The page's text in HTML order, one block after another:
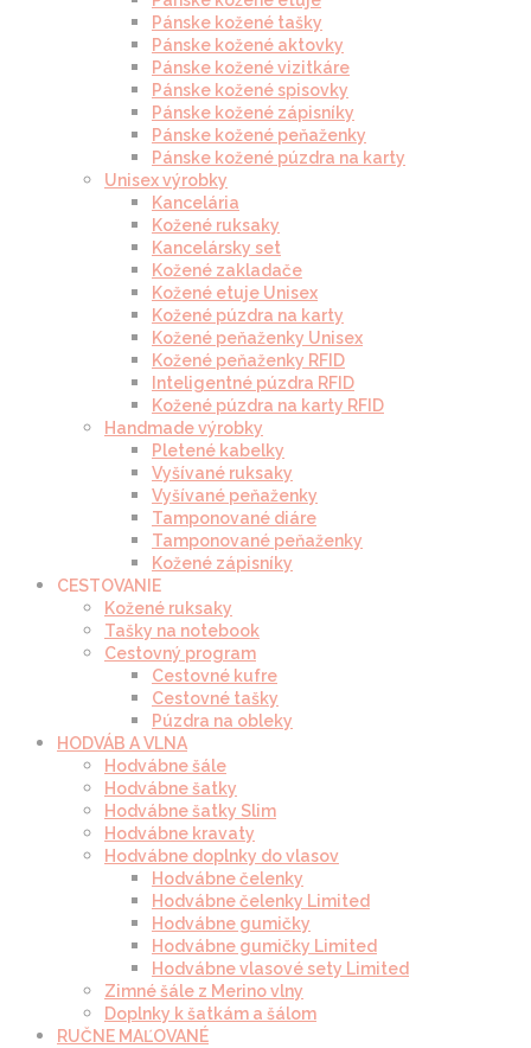
Pánske kožené tašky
Pánske kožené aktovky
Pánske kožené vizitkáre
Pánske kožené spisovky
Pánske kožené zápisníky
Pánske kožené peňaženky
Pánske kožené púzdra na karty
Unisex výrobky
Kancelária
Kožené ruksaky
Kancelársky set
Kožené zakladače
Kožené etuje Unisex
Kožené púzdra na karty
Kožené peňaženky Unisex
Kožené peňaženky RFID
Inteligentné púzdra RFID
Kožené púzdra na karty RFID
Handmade výrobky
Pletené kabelky
Vyšívané ruksaky
Vyšívané peňaženky
Tamponované diáre
Tamponované peňaženky
Kožené zápisníky
CESTOVANIE
Kožené ruksaky
Tašky na notebook
Cestovný program
Cestovné kufre
Cestovné tašky
Púzdra na obleky
HODVÁB A VLNA
Hodvábne šále
Hodvábne šatky
Hodvábne šatky Slim
Hodvábne kravaty
Hodvábne doplnky do vlasov
Hodvábne čelenky
Hodvábne čelenky Limited
Hodvábne gumičky
Hodvábne gumičky Limited
Hodvábne vlasové sety Limited
Zimné šále z Merino vlny
Doplnky k šatkám a šálom
RUČNE MAĽOVANÉ